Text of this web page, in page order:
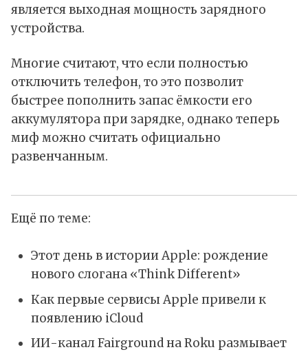
является выходная мощность зарядного
устройства.
Многие считают, что если полностью
отключить телефон, то это позволит
быстрее пополнить запас ёмкости его
аккумулятора при зарядке, однако теперь
миф можно считать официально
развенчанным.
Ещё по теме:
Этот день в истории Apple: рождение
нового слогана «Think Different»
Как первые сервисы Apple привели к
появлению iCloud
ИИ-канал Fairground на Roku размывает